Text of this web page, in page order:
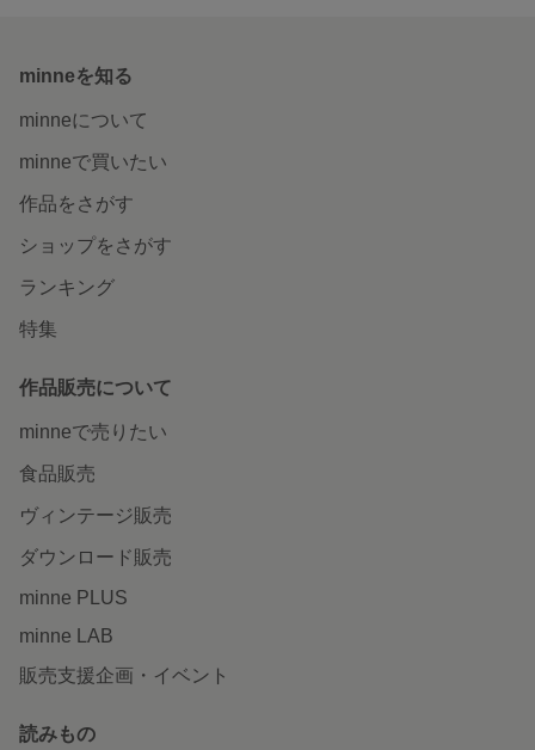
minneを知る
minneについて
minneで買いたい
作品をさがす
ショップをさがす
ランキング
特集
作品販売について
minneで売りたい
食品販売
ヴィンテージ販売
ダウンロード販売
minne PLUS
minne LAB
販売支援企画・イベント
読みもの